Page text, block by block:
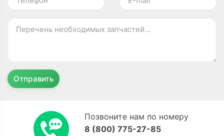
Отправить
Позвоните нам по номеру
8 (800) 775-27-85